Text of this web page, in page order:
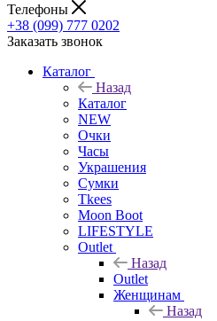
Телефоны
+38 (099) 777 0202
Заказать звонок
Каталог
Назад
Каталог
NEW
Очки
Часы
Украшения
Сумки
Tkees
Moon Boot
LIFESTYLE
Outlet
Назад
Outlet
Женщинам
Назад